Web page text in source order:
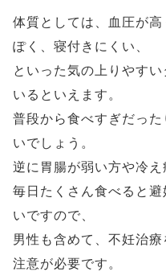
体質としては、血圧が
ぽく、寝付きにくい、
といった気の上りやす
いるといえます。
普段から食べすぎだっ
いでしょう。
逆に胃腸が弱い方や冷え
毎日たくさん食べると
いですので、
男性も含めて、不妊治
注意が必要です。